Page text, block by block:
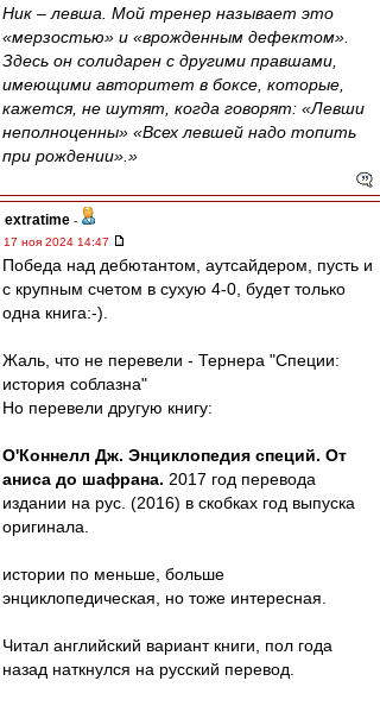
Ник – левша. Мой тренер называет это
«мерзостью» и «врожденным дефектом».
Здесь он солидарен с другими правшами,
имеющими авторитет в боксе, которые,
кажется, не шутят, когда говорят: «Левши
неполноценны» «Всех левшей надо топить
при рождении».»
extratime -
17 ноя 2024 14:47
Победа над дебютантом, аутсайдером, пусть и
с крупным счетом в сухую 4-0, будет только
одна книга:-).
Жаль, что не перевели - Тернера "Специи:
история соблазна"
Но перевели другую книгу:
О'Коннелл Дж. Энциклопедия специй. От
аниса до шафрана. 2017 год перевода
издании на рус. (2016) в скобках год выпуска
оригинала.
истории по меньше, больше
энциклопедическая, но тоже интересная.
Читал английский вариант книги, пол года
назад наткнулся на русский перевод.